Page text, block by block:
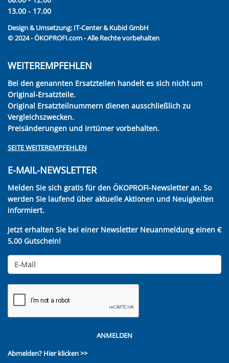
13.00 - 17.00
Design & Umsetzung: IT-Center & Kubid GmbH
© 2024 - ÖKOPROFI.com - Alle Rechte vorbehalten
WEITEREMPFEHLEN
Bei den genannten Ersatzteilen handelt es sich nicht um
Original-Ersatzteile.
Original Ersatzteilnummern dienen ausschließlich zu
Vergleichszwecken.
Preisänderungen und Irrtümer vorbehalten.
SEITE WEITEREMPFEHLEN
E-MAIL-NEWSLETTER
Melden Sie sich gratis für den ÖKOPROFI-Newsletter an. So
werden Sie laufend über aktuelle Aktionen und Neuigkeiten
informiert.
Jetzt erhalten Sie bei einer Newsletter Neuanmeldung einen €
5,00 Gutschein!
ANMELDEN
Abmelden? Hier klicken >>